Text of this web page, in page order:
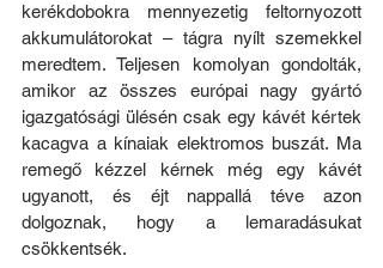
kerékdobokra mennyezetig feltornyozott
akkumulátorokat – tágra nyílt szemekkel
meredtem. Teljesen komolyan gondolták,
amikor az összes európai nagy gyártó
igazgatósági ülésén csak egy kávét kértek
kacagva a kínaiak elektromos buszát. Ma
remegő kézzel kérnek még egy kávét
ugyanott, és éjt nappallá téve azon
dolgoznak, hogy a lemaradásukat
csökkentsék.